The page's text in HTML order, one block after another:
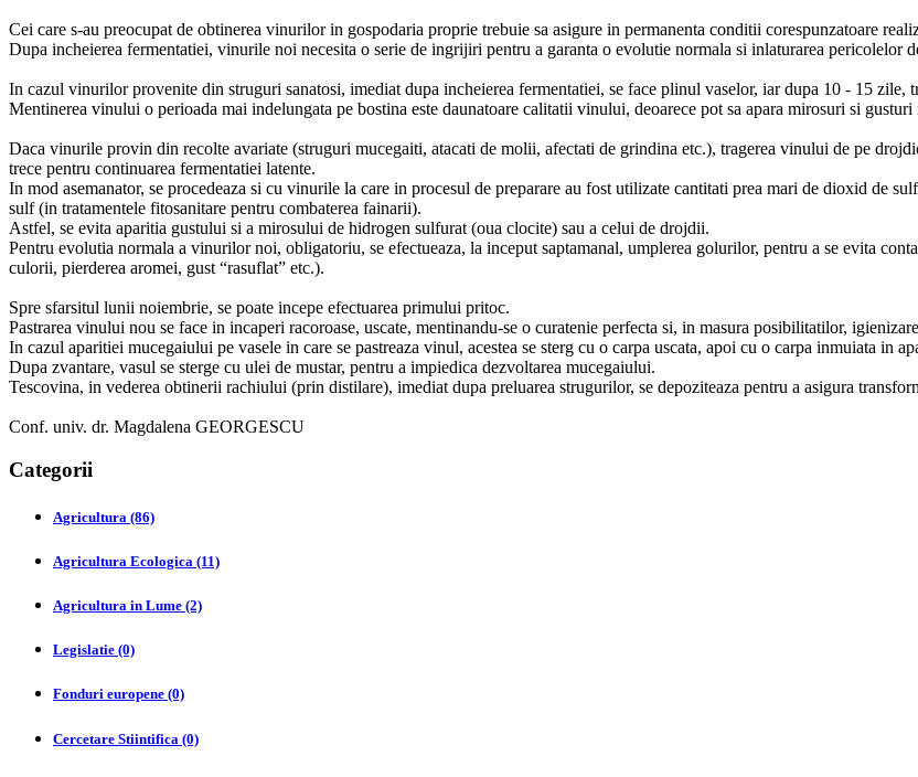
Cei care s-au preocupat de obtinerea vinurilor in gospodaria proprie trebuie sa asigure in permanenta conditii corespunzatoare
Dupa incheierea fermentatiei, vinurile noi necesita o serie de ingrijiri pentru a garanta o evolutie normala si inlaturarea pericolelor
In cazul vinurilor provenite din struguri sanatosi, imediat dupa incheierea fermentatiei, se face plinul vaselor, iar dupa 10 - 15 zile,
Mentinerea vinului o perioada mai indelungata pe bostina este daunatoare calitatii vinului, deoarece pot sa apara mirosuri si
Daca vinurile provin din recolte avariate (struguri mucegaiti, atacati de molii, afectati de grindina etc.), tragerea vinului de pe
trece pentru continuarea fermentatiei latente.
In mod asemanator, se procedeaza si cu vinurile la care in procesul de preparare au fost utilizate cantitati prea mari de dioxid de
sulf (in tratamentele fitosanitare pentru combaterea fainarii).
Astfel, se evita aparitia gustului si a mirosului de hidrogen sulfurat (oua clocite) sau a celui de drojdii.
Pentru evolutia normala a vinurilor noi, obligatoriu, se efectueaza, la inceput saptamanal, umplerea golurilor, pentru a se evita
culorii, pierderea aromei, gust “rasuflat” etc.).
Spre sfarsitul lunii noiembrie, se poate incepe efectuarea primului pritoc.
Pastrarea vinului nou se face in incaperi racoroase, uscate, mentinandu-se o curatenie perfecta si, in masura posibilitatilor,
In cazul aparitiei mucegaiului pe vasele in care se pastreaza vinul, acestea se sterg cu o carpa uscata, apoi cu o carpa inmuiata in
Dupa zvantare, vasul se sterge cu ulei de mustar, pentru a impiedica dezvoltarea mucegaiului.
Tescovina, in vederea obtinerii rachiului (prin distilare), imediat dupa preluarea strugurilor, se depoziteaza pentru a asigura
Conf. univ. dr. Magdalena GEORGESCU
Categorii
Agricultura (86)
Agricultura Ecologica (11)
Agricultura in Lume (2)
Legislatie (0)
Fonduri europene (0)
Cercetare Stiintifica (0)